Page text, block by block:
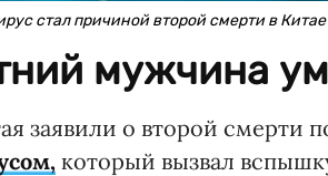
стал причиной второй смерти в Китае
мужчина
заявили о второй смерти
который вызвал